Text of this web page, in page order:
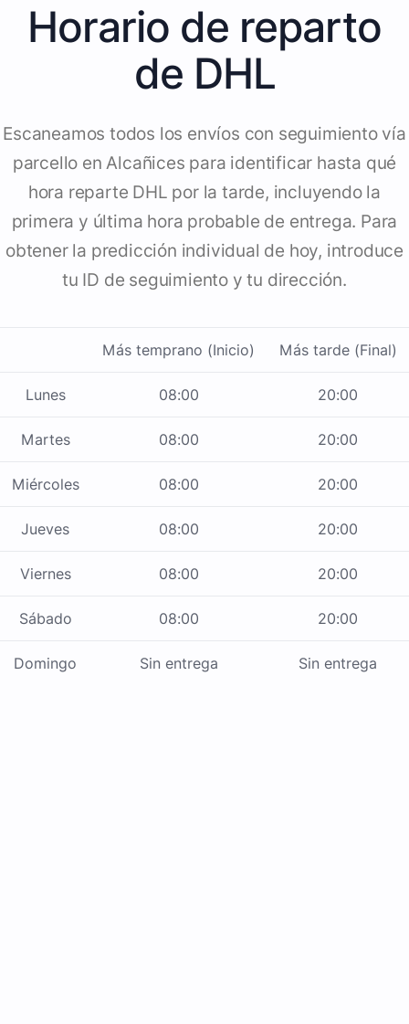
Horario de reparto
de DHL
Escaneamos todos los envíos con seguimiento vía
parcello en Alcañices para identificar hasta qué
hora reparte DHL por la tarde, incluyendo la
primera y última hora probable de entrega. Para
obtener la predicción individual de hoy, introduce
tu ID de seguimiento y tu dirección.
Más temprano (Inicio) Más tarde (Final)
Lunes 08:00 20:00
Martes 08:00 20:00
Miércoles 08:00 20:00
Jueves 08:00 20:00
Viernes 08:00 20:00
Sábado 08:00 20:00
Domingo Sin entrega Sin entrega